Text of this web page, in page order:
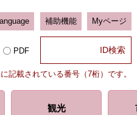
補助機能 Myページ
PDF
記載されている番号（7桁）です。
観光